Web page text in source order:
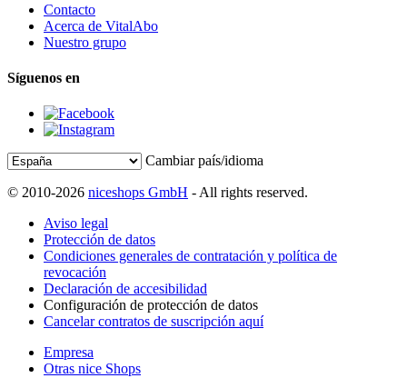
Contacto
Acerca de VitalAbo
Nuestro grupo
Síguenos en
Cambiar país/idioma
© 2010-2026 niceshops GmbH - All rights reserved.
Aviso legal
Protección de datos
Condiciones generales de contratación y política de
revocación
Declaración de accesibilidad
Configuración de protección de datos
Cancelar contratos de suscripción aquí
Empresa
Otras nice Shops